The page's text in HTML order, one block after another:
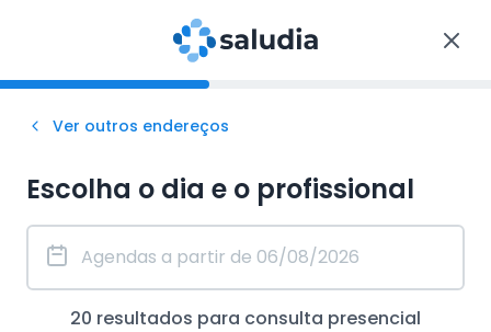
Ver outros endereços
Escolha o dia e o profissional
20 resultados para consulta presencial